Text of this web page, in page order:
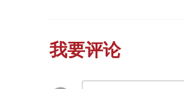
我要评论